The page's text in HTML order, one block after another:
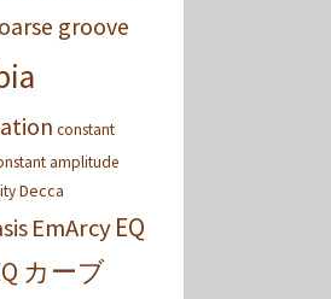
groove
constant
amplitude
Decca
EmArcyEQ
カーブ